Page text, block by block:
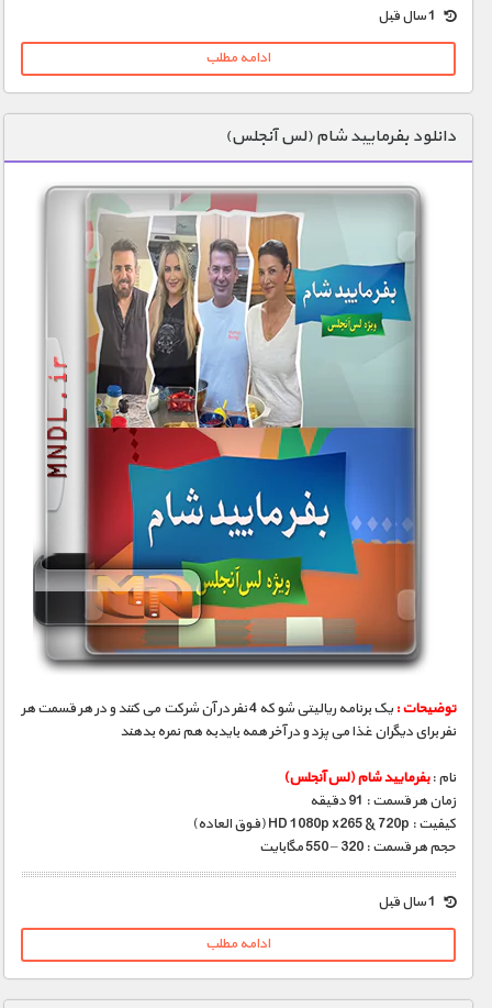
ادامه مطلب
دانلود بفرمایید شام (لس آنجلس)
توضیحات :
یک برنامه ریالیتی شو که 4 نفر در آن شرکت می کنند و در هر قسمت هر
نفر برای دیگران غذا می پزد و در آخر همه بایدبه هم نمره بدهند
نام :بفرمایید شام (لس آنجلس)
زمان هر قسمت : 91 دقیقه
کیفیت : HD 1080p x265 & 720p (فوق العاده)
حجم هر قسمت : 320 – 550 مگابایت
ادامه مطلب